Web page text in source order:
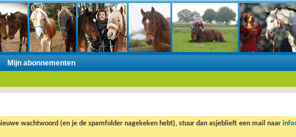
Mijn abonnementen
wachtwoord (en je de spamfolder nagekeken hebt), stuur dan asjeblieft een mail naar